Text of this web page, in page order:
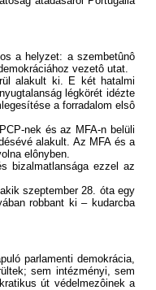
a helyzet: a szembetûnô
vezetô utat.
alakult ki. E két hatalmi
légkörét idézte
a forradalom elsô
nek és az MFA-n belüli
alakult. Az MFA és a
elônyben.
bizalmatlansága ezzel az
szeptember 28. óta egy
robbant ki – kudarcba
parlamenti demokrácia,
sem intézményi, sem
út védelmezôinek a